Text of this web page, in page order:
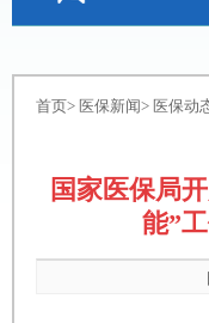
首页> 医保新闻> 医保动
国家医保局
能”